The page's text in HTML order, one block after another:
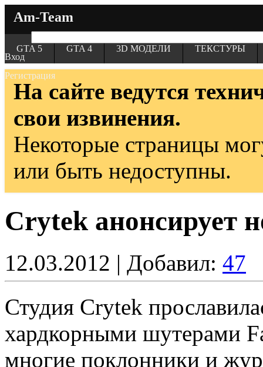
Am-Team
Вход
Регистрация
GTA 5 GTA 4 3D МОДЕЛИ ТЕКСТУРЫ
На сайте ведутся
свои извинения.
Некоторые страницы
или быть недоступны.
Crytek анонсирует
12.03.2012 | Добавил: 47
Студия Crytek
хардкорными шутерами
многие поклонники и